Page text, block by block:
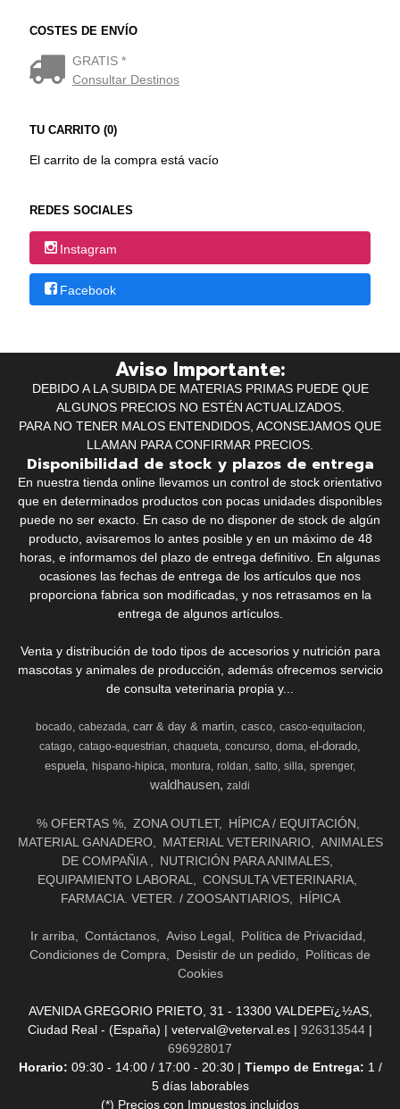
COSTES DE ENVÍO
GRATIS *
Consultar Destinos
TU CARRITO (0)
El carrito de la compra está vacío
REDES SOCIALES
Instagram
Facebook
Aviso Importante:
DEBIDO A LA SUBIDA DE MATERIAS PRIMAS PUEDE QUE
ALGUNOS PRECIOS NO ESTÉN ACTUALIZADOS.
PARA NO TENER MALOS ENTENDIDOS, ACONSEJAMOS QUE
LLAMAN PARA CONFIRMAR PRECIOS.
Disponibilidad de stock y plazos de entrega
En nuestra tienda online llevamos un control de stock orientativo
que en determinados productos con pocas unidades disponibles
puede no ser exacto. En caso de no disponer de stock de algún
producto, avisaremos lo antes posible y en un máximo de 48
horas, e informamos del plazo de entrega definitivo. En algunas
ocasiones las fechas de entrega de los artículos que nos
proporciona fabrica son modificadas, y nos retrasamos en la
entrega de algunos artículos.
Venta y distribución de todo tipos de accesorios y nutrición para
mascotas y animales de producción, además ofrecemos servicio
de consulta veterinaria propia y...
bocado cabezada carr & day & martin casco
casco-equitacion
catago catago-equestrian chaqueta concurso doma el-dorado
espuela hispano-hipica montura roldan salto silla sprenger
waldhausen zaldi
% OFERTAS % ZONA OUTLET
HÍPICA / EQUITACIÓN
MATERIAL GANADERO
MATERIAL VETERINARIO
ANIMALES
DE COMPAÑIA
NUTRICIÓN PARA ANIMALES
EQUIPAMIENTO LABORAL
CONSULTA VETERINARIA
FARMACIA. VETER. / ZOOSANTIARIOS
HÍPICA
Ir arriba Contáctanos Aviso Legal
Política de Privacidad
Condiciones de Compra
Desistir de un pedido
Políticas de
Cookies
AVENIDA GREGORIO PRIETO, 31 - 13300 VALDEPEï¿½AS,
Ciudad Real - (España) | veterval@veterval.es | 926313544 |
696928017
Horario: 09:30 - 14:00 / 17:00 - 20:30 | Tiempo de Entrega: 1 /
5 días laborables
(*) Precios con Impuestos incluidos